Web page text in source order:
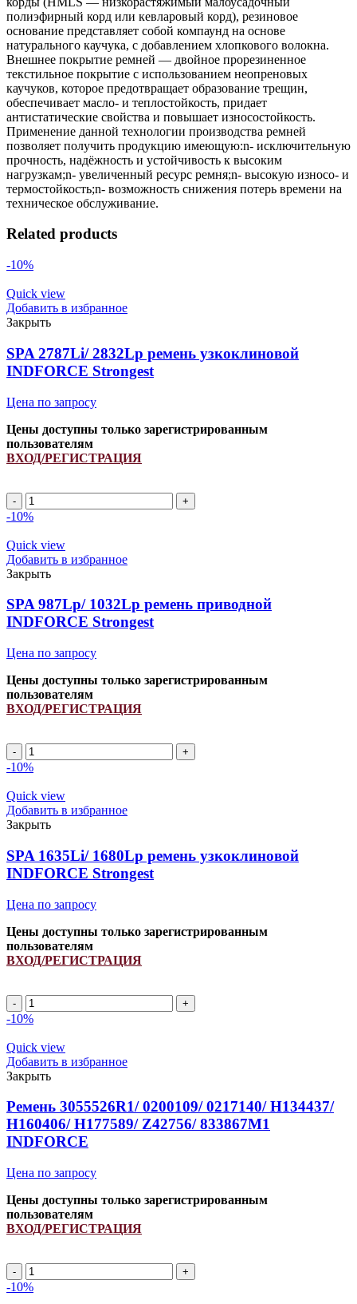
полиэфирный корд или кевларовый корд), резиновое
основание представляет собой компаунд на основе
натурального каучука, с добавлением хлопкового волокна.
Внешнее покрытие ремней — двойное прорезиненное
текстильное покрытие с использованием неопреновых
каучуков, которое предотвращает образование трещин,
обеспечивает масло- и теплостойкость, придает
антистатические свойства и повышает износостойкость.
Применение данной технологии производства ремней
позволяет получить продукцию имеющую:n- исключительную
прочность, надёжность и устойчивость к высоким
нагрузкам;n- увеличенный ресурс ремня;n- высокую износо- и
термостойкость;n- возможность снижения потерь времени на
техническое обслуживание.
Related products
-10%
Quick view
Добавить в избранное
Закрыть
SPA 2787Li/ 2832Lp ремень узкоклиновой
INDFORCE Strongest
Цена по запросу
Цены доступны только зарегистрированным
пользователям
ВХОД/РЕГИСТРАЦИЯ
SPA
2787Li/
ремень
узкоклиновой
INDFORCE
Strongest
quantity
-10%
Quick view
Добавить в избранное
Закрыть
SPA 987Lp/ 1032Lp ремень приводной
INDFORCE Strongest
Цена по запросу
Цены доступны только зарегистрированным
пользователям
ВХОД/РЕГИСТРАЦИЯ
SPA
987Lp/
ремень
приводной
INDFORCE
Strongest
quantity
-10%
Quick view
Добавить в избранное
Закрыть
SPA 1635Li/ 1680Lp ремень узкоклиновой
INDFORCE Strongest
Цена по запросу
Цены доступны только зарегистрированным
пользователям
ВХОД/РЕГИСТРАЦИЯ
SPA
1635Li/
ремень
узкоклиновой
INDFORCE
Strongest
quantity
-10%
Quick view
Добавить в избранное
Закрыть
Ремень 3055526R1/ 0200109/ 0217140/ H134437/
H160406/ H177589/ Z42756/ 833867M1
INDFORCE
Цена по запросу
Цены доступны только зарегистрированным
пользователям
ВХОД/РЕГИСТРАЦИЯ
Ремень
3055526R1/
-10%